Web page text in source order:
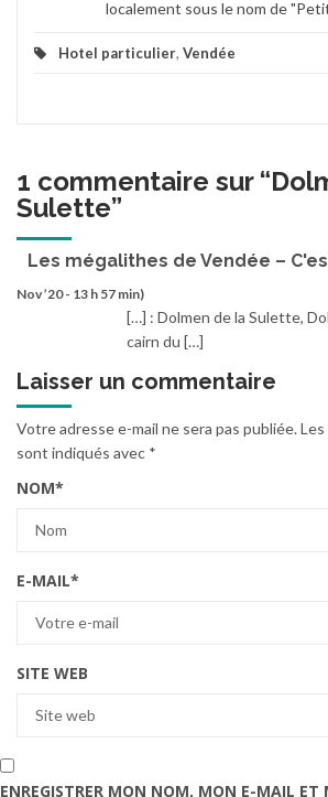
localement sous le nom de
Hotel particulier, Vendée
1 commentaire sur “
Sulette”
Les mégalithes de Vendée –
Nov ’20 - 13 h 57 min)
[…] : Dolmen de la Sulette,
cairn du […]
Laisser un commentaire
Votre adresse e-mail ne sera pas publiée.
sont indiqués avec *
NOM*
E-MAIL*
SITE WEB
ENREGISTRER MON NOM, MON E-MAIL ET